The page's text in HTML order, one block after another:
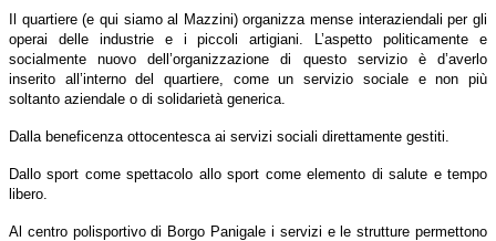
Il quartiere (e qui siamo al Mazzini) organizza mense interaziendali per gli
operai delle industrie e i piccoli artigiani. L’aspetto politicamente e
socialmente nuovo dell’organizzazione di questo servizio è d’averlo
inserito all’interno del quartiere, come un servizio sociale e non più
soltanto aziendale o di solidarietà generica.
Dalla beneficenza ottocentesca ai servizi sociali direttamente gestiti.
Dallo sport come spettacolo allo sport come elemento di salute e tempo
libero.
Al centro polisportivo di Borgo Panigale i servizi e le strutture permettono